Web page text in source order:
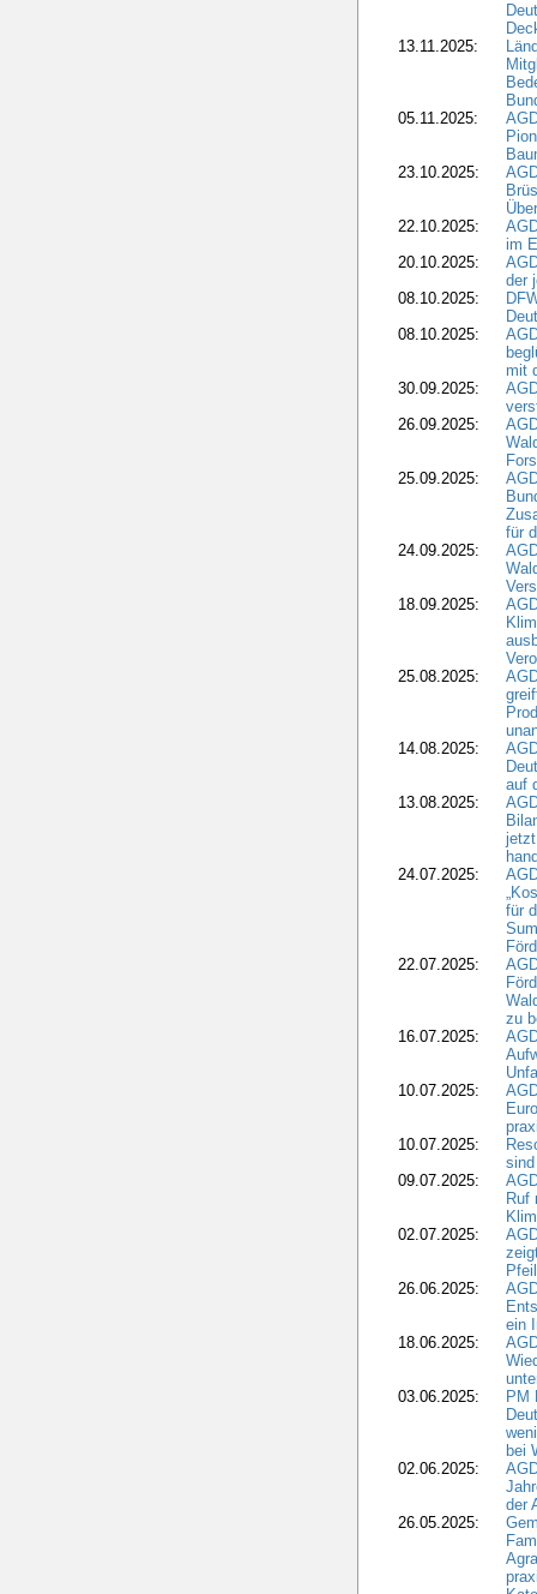
13.11.2025:
05.11.2025:
23.10.2025:
22.10.2025:
im
20.10.2025:
der
08.10.2025:
08.10.2025:
mit
30.09.2025:
26.09.2025:
25.09.2025:
für
24.09.2025:
18.09.2025:
25.08.2025:
14.08.2025:
auf
13.08.2025:
24.07.2025:
für
22.07.2025:
zu
16.07.2025:
10.07.2025:
10.07.2025:
09.07.2025:
Ruf
02.07.2025:
26.06.2025:
ein
18.06.2025:
03.06.2025:
PM
bei
02.06.2025:
der
26.05.2025: